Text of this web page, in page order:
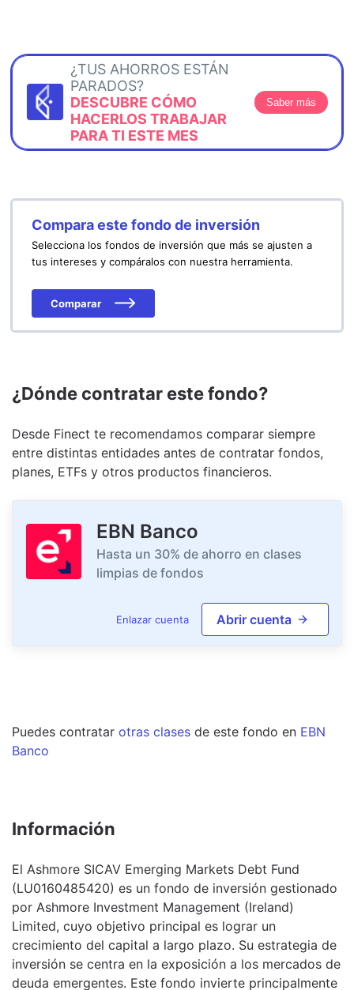
¿TUS AHORROS ESTÁN
PARADOS?
DESCUBRE CÓMO
HACERLOS TRABAJAR
PARA TI ESTE MES
Saber más
Compara este fondo de inversión
Selecciona los fondos de inversión que más se ajusten a
tus intereses y compáralos con nuestra herramienta.
Comparar
¿Dónde contratar este fondo?
Desde Finect te recomendamos comparar siempre
entre distintas entidades antes de contratar fondos,
planes, ETFs y otros productos financieros.
EBN Banco
Hasta un 30% de ahorro en clases
limpias de fondos
Enlazar cuenta Abrir cuenta
Puedes contratar otras clases de este fondo en EBN
Banco
Información
El Ashmore SICAV Emerging Markets Debt Fund
(LU0160485420) es un fondo de inversión gestionado
por Ashmore Investment Management (Ireland)
Limited, cuyo objetivo principal es lograr un
crecimiento del capital a largo plazo. Su estrategia de
inversión se centra en la exposición a los mercados de
deuda emergentes. Este fondo invierte principalmente